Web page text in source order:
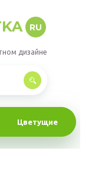
RU
дизайне
Цветущие